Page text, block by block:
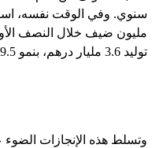
توليد 3.6 مليار درهم، بنمو 19.5% على أساس سنوي.
وتسلط هذه الإنجازات